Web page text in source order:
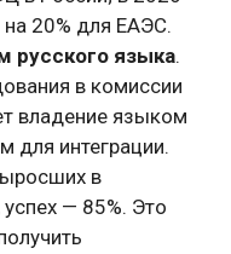
20% для ЕАЭС.
русского языка.
в комиссии
владение языком
для интеграции.
в
— 85%. Это